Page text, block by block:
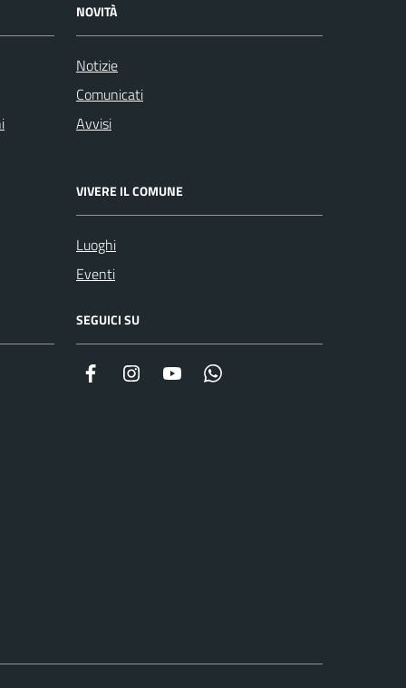
NOVITÀ
Notizie
Comunicati
Avvisi
VIVERE IL COMUNE
Luoghi
Eventi
SEGUICI SU
Facebook InstagramYouTube